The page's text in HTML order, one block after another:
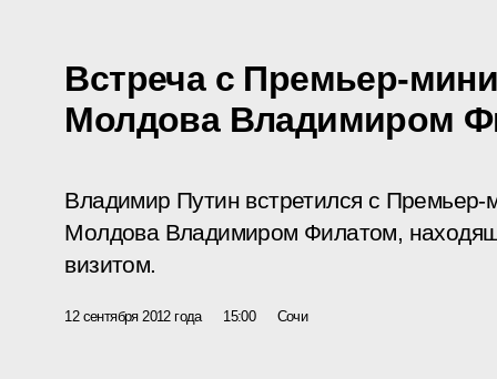
Встреча с Премьер-
Молдова Владимиром
Владимир Путин встретился с Премьер-
Молдова Владимиром Филатом,
визитом.
12 сентября 2012 года 15:00 Сочи